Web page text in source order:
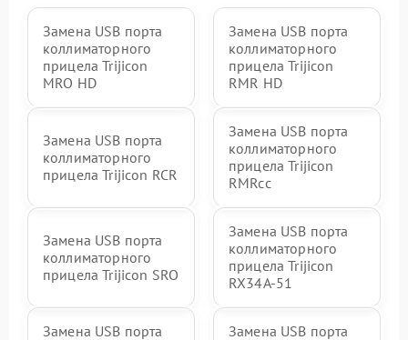
Замена USB порта
коллиматорного
прицела Trijicon
MRO HD
Замена USB порта
коллиматорного
прицела Trijicon
RMR HD
Замена USB порта
коллиматорного
прицела Trijicon RCR
Замена USB порта
коллиматорного
прицела Trijicon
RMRcc
Замена USB порта
коллиматорного
прицела Trijicon SRO
Замена USB порта
коллиматорного
прицела Trijicon
RX34A-51
Замена USB порта
Замена USB порта